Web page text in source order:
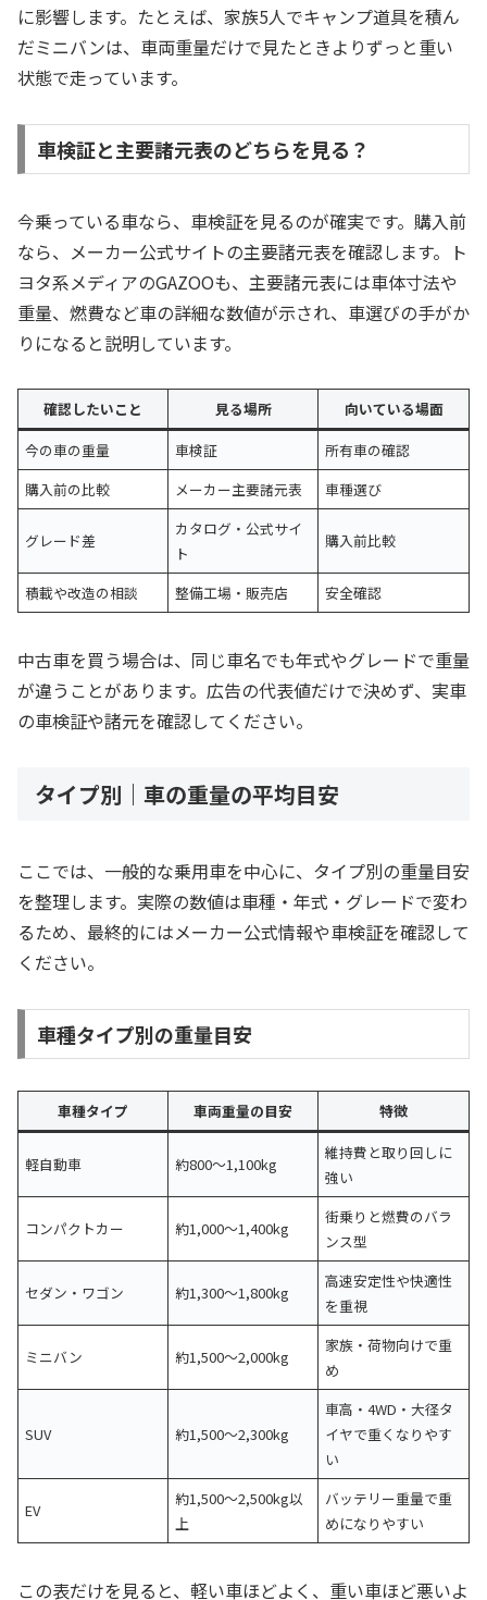
に影響します。たとえば、家族5人でキャンプ道具を積ん
だミニバンは、車両重量だけで見たときよりずっと重い
状態で走っています。
車検証と主要諸元表のどちらを見る？
今乗っている車なら、車検証を見るのが確実です。購入前
なら、メーカー公式サイトの主要諸元表を確認します。ト
ヨタ系メディアのGAZOOも、主要諸元表には車体寸法や
重量、燃費など車の詳細な数値が示され、車選びの手がか
りになると説明しています。
確認したいこと 見る場所
向いている場面
今の車の重量
車検証
所有車の確認
購入前の比較
メーカー主要諸元表 車種選び
グレード差
カタログ・公式サイ
ト
購入前比較
積載や改造の相談 整備工場・販売店 安全確認
中古車を買う場合は、同じ車名でも年式やグレードで重量
が違うことがあります。広告の代表値だけで決めず、実車
の車検証や諸元を確認してください。
タイプ別｜車の重量の平均目安
ここでは、一般的な乗用車を中心に、タイプ別の重量目安
を整理します。実際の数値は車種・年式・グレードで変わ
るため、最終的にはメーカー公式情報や車検証を確認して
ください。
車種タイプ別の重量目安
車種タイプ 車両重量の目安 特徴
軽自動車 約800〜1,100kg
維持費と取り回しに
強い
コンパクトカー 約1,000〜1,400kg
街乗りと燃費のバラ
ンス型
セダン・ワゴン 約1,300〜1,800kg
高速安定性や快適性
を重視
ミニバン 約1,500〜2,000kg
家族・荷物向けで重
め
SUV 約1,500〜2,300kg
車高・4WD・大径タ
イヤで重くなりやす
い
EV
約1,500〜2,500kg以
上
バッテリー重量で重
めになりやすい
この表だけを見ると、軽い車ほどよく、重い車ほど悪いよ